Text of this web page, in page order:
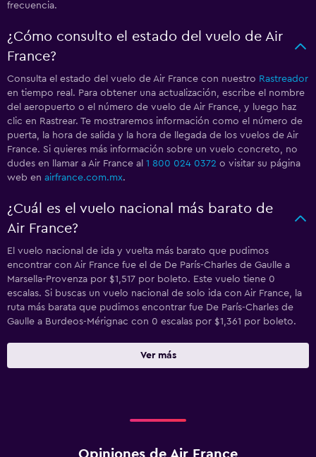
frecuencia.
¿Cómo consulto el estado del vuelo de Air
France?
Consulta el estado del vuelo de Air France con nuestro Rastreador
en tiempo real. Para obtener una actualización, escribe el nombre
del aeropuerto o el número de vuelo de Air France, y luego haz
clic en Rastrear. Te mostraremos información como el número de
puerta, la hora de salida y la hora de llegada de los vuelos de Air
France. Si quieres más información sobre un vuelo concreto, no
dudes en llamar a Air France al 1 800 024 0372 o visitar su página
web en airfrance.com.mx.
¿Cuál es el vuelo nacional más barato de
Air France?
El vuelo nacional de ida y vuelta más barato que pudimos
encontrar con Air France fue el de De París-Charles de Gaulle a
Marsella-Provenza por $1,517 por boleto. Este vuelo tiene 0
escalas. Si buscas un vuelo nacional de solo ida con Air France, la
ruta más barata que pudimos encontrar fue De París-Charles de
Gaulle a Burdeos-Mérignac con 0 escalas por $1,361 por boleto.
Ver más